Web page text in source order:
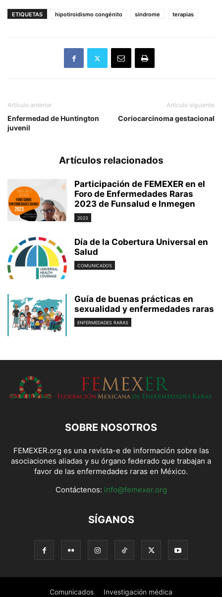
ETIQUETAS hipotiroidismo congénito síndrome terapias
Artículo anterior
Enfermedad de Huntington
juvenil
Artículo siguiente
Coriocarcinoma gestacional
Artículos relacionados
Participación de FEMEXER en el
Foro de Enfermedades Raras
2023 de Funsalud e Inmegen
2023
Día de la Cobertura Universal en
Salud
COMUNICADOS
Guía de buenas prácticas en
sexualidad y enfermedades raras
ENFERMEDADES RARAS
SOBRE NOSOTROS
FEMEXER.org es una revista-e de información sobre las
asociaciones aliadas y su órgano federado que trabajan a
favor de las enfermedades raras en México.
Contáctenos: info@femexer.org
SÍGANOS
Comunicados Investigación médica